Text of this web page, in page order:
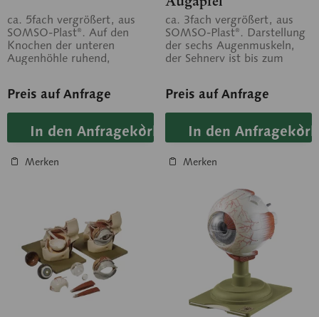
ca. 5fach vergrößert, aus
SOMSO-Plast®. Auf den
Knochen der unteren
Augenhöhle ruhend,
Preis auf Anfrage
In den Anfragekorb
Merken
ca. 3fach vergrößert, aus
SOMSO-Plast®. Darstellung
der sechs Augenmuskeln,
der Sehnerv ist bis zum
Preis auf Anfrage
In den Anfragekorb
Merken